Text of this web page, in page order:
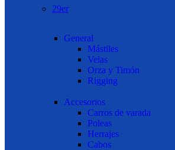
29er
General
Mástiles
Velas
Orza y Timón
Rigging
Accesorios
Carros de varada
Poleas
Herrajes
Cabos